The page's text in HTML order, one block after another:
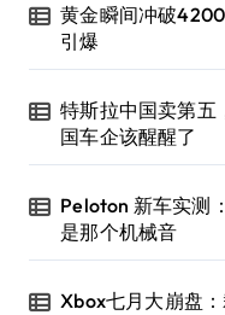
黄金瞬间冲破
引爆
特斯拉中国卖第
国车企该醒醒了
Peloton 新车实测
是那个机械音
Xbox七月大崩盘